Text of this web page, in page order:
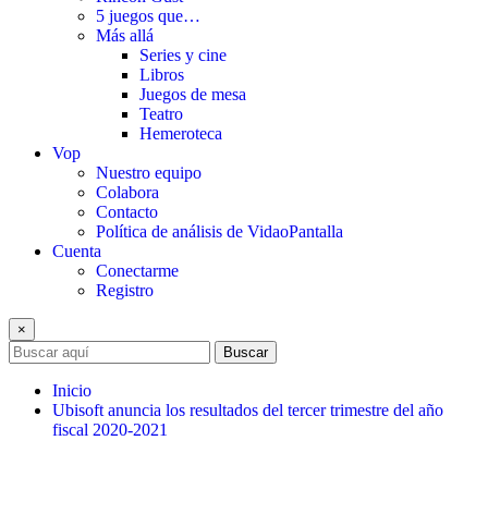
5 juegos que…
Más allá
Series y cine
Libros
Juegos de mesa
Teatro
Hemeroteca
Vop
Nuestro equipo
Colabora
Contacto
Política de análisis de VidaoPantalla
Cuenta
Conectarme
Registro
×
Buscar
Inicio
Ubisoft anuncia los resultados del tercer trimestre del año
fiscal 2020-2021